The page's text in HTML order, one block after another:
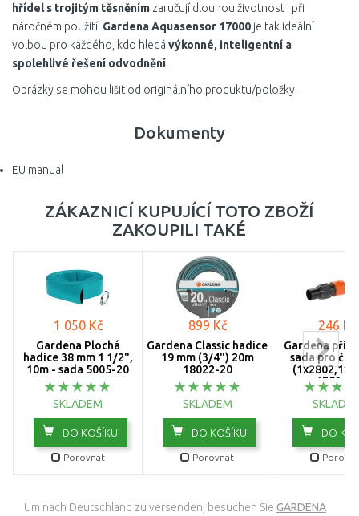
hřídel s trojitým těsněním zaručují dlouhou životnost i při
náročném použití. Gardena Aquasensor 17000 je tak ideální
volbou pro každého, kdo hledá výkonné, inteligentní a
spolehlivé řešení odvodnění.
Obrázky se mohou lišit od originálního produktu/položky.
Dokumenty
EU manual
ZÁKAZNICÍ KUPUJÍCÍ TOTO ZBOŽÍ
ZAKOUPILI TAKÉ
1 050 Kč
Gardena Plochá
hadice 38 mm 1 1/2",
10m - sada 5005-20
SKLADEM
DO KOŠÍKU
Porovnat
899 Kč
Gardena Classic hadice
19 mm (3/4") 20m
18022-20
SKLADEM
DO KOŠÍKU
Porovnat
246 Kč
Gardena
sada pro
1752-20
DO
Um nach Deutschland zu versenden, besuchen Sie GARDENA